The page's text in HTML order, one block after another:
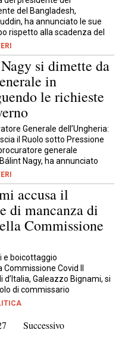
del Bangladesh,
ha annunciato le sue
rispetto alla scadenza del
si dimette da
in
le richieste
Generale dell’Ungheria:
il Ruolo sotto Pressione
generale
Nagy, ha annunciato
accusa il
di mancanza di
Commissione
e boicottaggio
Covid Il
Galeazzo Bignami, si
di commissario
Successivo